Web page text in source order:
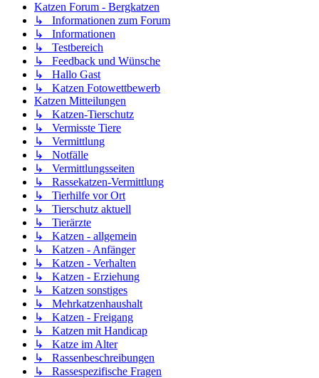
Katzen Forum - Bergkatzen
↳ Informationen zum Forum
↳ Informationen
↳ Testbereich
↳ Feedback und Wünsche
↳ Hallo Gast
↳ Katzen Fotowettbewerb
Katzen Mitteilungen
↳ Katzen-Tierschutz
↳ Vermisste Tiere
↳ Vermittlung
↳ Notfälle
↳ Vermittlungsseiten
↳ Rassekatzen-Vermittlung
↳ Tierhilfe vor Ort
↳ Tierschutz aktuell
↳ Tierärzte
↳ Katzen - allgemein
↳ Katzen - Anfänger
↳ Katzen - Verhalten
↳ Katzen - Erziehung
↳ Katzen sonstiges
↳ Mehrkatzenhaushalt
↳ Katzen - Freigang
↳ Katzen mit Handicap
↳ Katze im Alter
↳ Rassenbeschreibungen
↳ Rassespezifische Fragen